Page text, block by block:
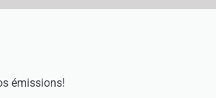
émissions!